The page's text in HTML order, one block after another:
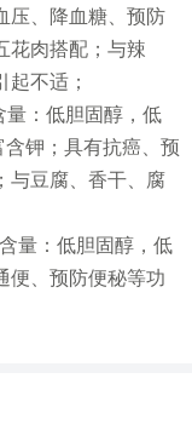
压、降血糖、预防
花肉搭配；与辣
不适；
量：低胆固醇，低
钾；具有抗癌、预
与豆腐、香干、腐
量：低胆固醇，低
便、预防便秘等功